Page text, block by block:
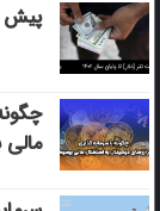
پیش
مالی